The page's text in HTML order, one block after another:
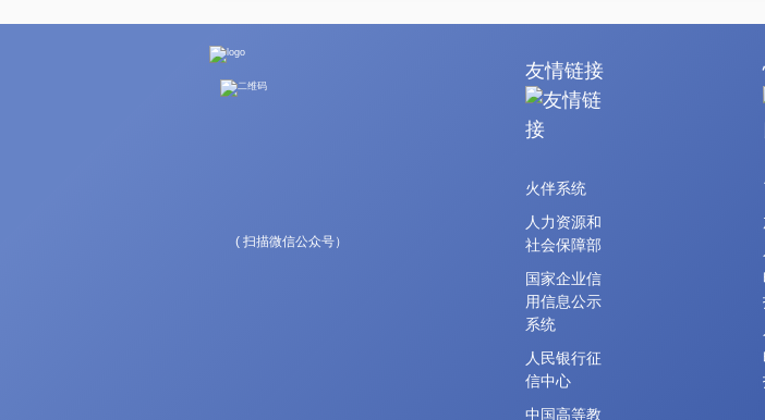
( 扫描微信公众号）
友情链接
火伴系统
人力资源和
社会保障部
国家企业信
用信息公示
系统
人民银行征
信中心
中国高等教